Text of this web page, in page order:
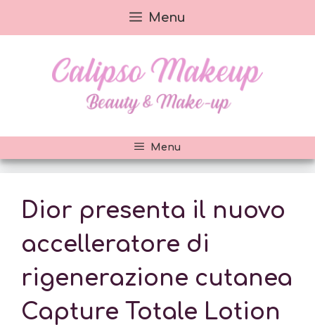
al
Menu
Menu
Dior presenta il nuovo
accelleratore di
rigenerazione cutanea
Capture Totale Lotion